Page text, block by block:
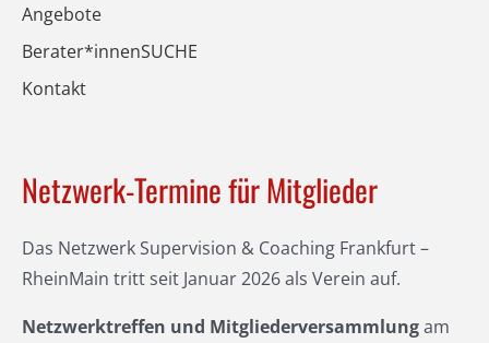
Angebote
Berater*innenSUCHE
Kontakt
Netzwerk-Termine für Mitglieder
Das Netzwerk Supervision & Coaching Frankfurt –
RheinMain tritt seit Januar 2026 als Verein auf.
Netzwerktreffen und Mitgliederversammlungam